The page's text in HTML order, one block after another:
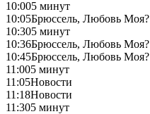
10:005 минут
10:05Брюссель, Любовь Моя?
10:305 минут
10:36Брюссель, Любовь Моя?
10:45Брюссель, Любовь Моя?
11:005 минут
11:05Новости
11:18Новости
11:305 минут